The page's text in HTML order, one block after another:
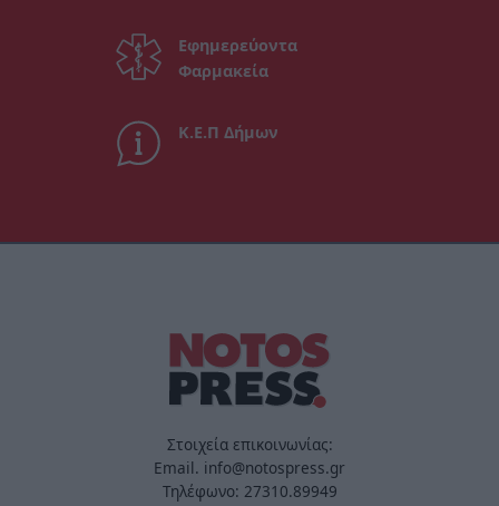
Εφημερεύοντα
Φαρμακεία
Κ.Ε.Π Δήμων
Στοιχεία επικοινωνίας:
Email. info@notospress.gr
Τηλέφωνο: 27310.89949